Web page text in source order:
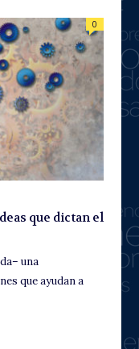
0
que dictan el
una
que ayudan a